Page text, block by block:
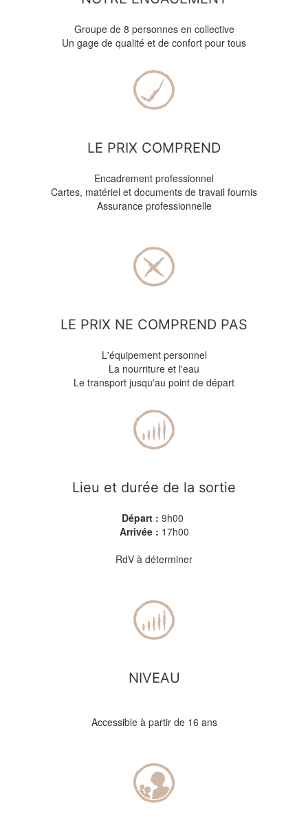
Groupe de 8 personnes en collective
Un gage de qualité et de confort pour tous
LE PRIX COMPREND
Encadrement professionnel
Cartes, matériel et documents de travail fournis
Assurance professionnelle
LE PRIX NE COMPREND PAS
L'équipement personnel
La nourriture et l'eau
Le transport jusqu'au point de départ
Lieu et durée de la sortie
Départ : 9h00
Arrivée : 17h00
RdV à déterminer
NIVEAU
Accessible à partir de 16 ans